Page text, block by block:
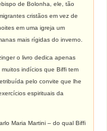
de Bolonha, ele, tão
cristãos em vez de
em uma igreja um
mais rígidas do inverno.
o livro dedica apenas
indícios que Biffi tem
pelo convite que lhe
espirituais da
Maria Martini – do qual Biffi